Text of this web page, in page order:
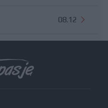
08.12